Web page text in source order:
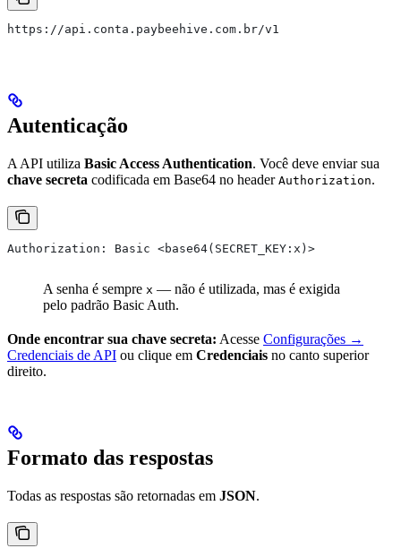
https://api.conta.paybeehive.com.br/v1
Autenticação
A API utiliza Basic Access Authentication. Você deve enviar sua
chave secreta codificada em Base64 no header Authorization.
Authorization: Basic <base64(SECRET_KEY:x)>
A senha é sempre x — não é utilizada, mas é exigida
pelo padrão Basic Auth.
Onde encontrar sua chave secreta: Acesse Configurações →
Credenciais de API ou clique em Credenciais no canto superior
direito.
Formato das respostas
Todas as respostas são retornadas em JSON.